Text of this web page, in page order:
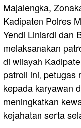
Majalengka,
Kadipaten Polres
Yendi Liniardi dan
melaksanakan
di wilayah
patroli ini, petugas
kepada karyawan
meningkatkan
kejahatan serta